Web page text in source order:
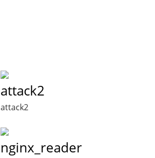
attack2
attack2
nginx_reader